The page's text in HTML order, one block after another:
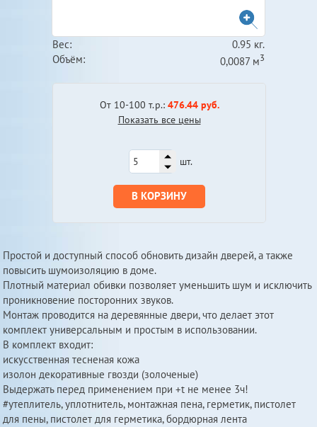
Вес:
0.95 кг.
Объём:
0,0087 м3
От 10-100 т.р.: 476.44 руб.
Показать все цены
шт.
В КОРЗИНУ
Простой и доступный способ обновить дизайн дверей, а также
повысить шумоизоляцию в доме.
Плотный материал обивки позволяет уменьшить шум и исключить
проникновение посторонних звуков.
Монтаж проводится на деревянные двери, что делает этот
комплект универсальным и простым в использовании.
В комплект входит:
искусственная тесненая кожа
изолон декоративные гвозди (золоченые)
Выдержать перед применением при +t не менее 3ч!
#утеплитель, уплотнитель, монтажная пена, герметик, пистолет
для пены, пистолет для герметика, бордюрная лента